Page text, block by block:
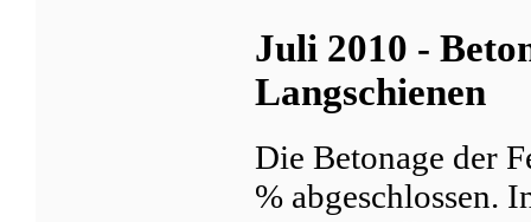
Juli 2010 -
Langschienen
Die Betonage der
% abgeschlossen.